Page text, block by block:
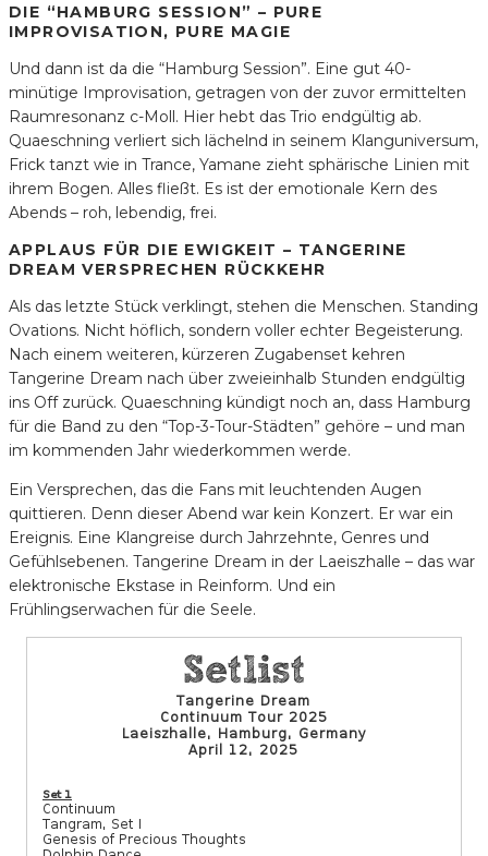
DIE “HAMBURG SESSION” – PURE
IMPROVISATION, PURE MAGIE
Und dann ist da die “Hamburg Session”. Eine gut 40-
minütige Improvisation, getragen von der zuvor ermittelten
Raumresonanz c-Moll. Hier hebt das Trio endgültig ab.
Quaeschning verliert sich lächelnd in seinem Klanguniversum,
Frick tanzt wie in Trance, Yamane zieht sphärische Linien mit
ihrem Bogen. Alles fließt. Es ist der emotionale Kern des
Abends – roh, lebendig, frei.
APPLAUS FÜR DIE EWIGKEIT – TANGERINE
DREAM VERSPRECHEN RÜCKKEHR
Als das letzte Stück verklingt, stehen die Menschen. Standing
Ovations. Nicht höflich, sondern voller echter Begeisterung.
Nach einem weiteren, kürzeren Zugabenset kehren
Tangerine Dream nach über zweieinhalb Stunden endgültig
ins Off zurück. Quaeschning kündigt noch an, dass Hamburg
für die Band zu den “Top-3-Tour-Städten” gehöre – und man
im kommenden Jahr wiederkommen werde.
Ein Versprechen, das die Fans mit leuchtenden Augen
quittieren. Denn dieser Abend war kein Konzert. Er war ein
Ereignis. Eine Klangreise durch Jahrzehnte, Genres und
Gefühlsebenen. Tangerine Dream in der Laeiszhalle – das war
elektronische Ekstase in Reinform. Und ein
Frühlingserwachen für die Seele.